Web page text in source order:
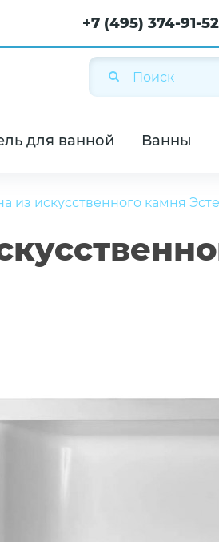
+7 (495) 374-91-52
для ванной Ванны
из искусственного камня